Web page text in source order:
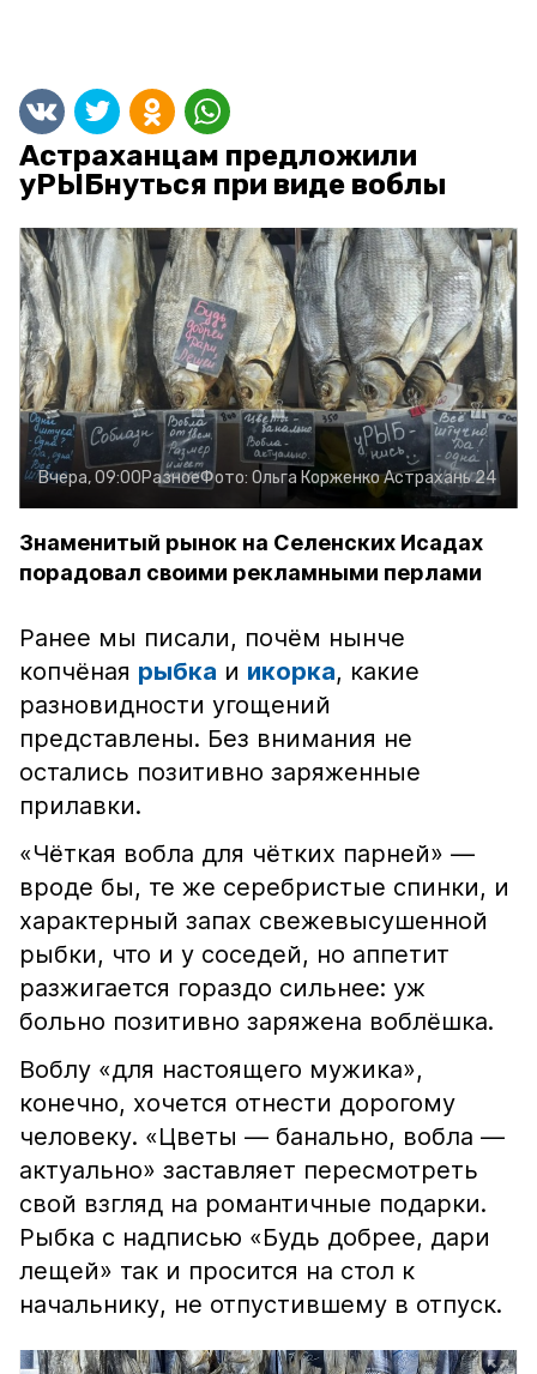
Астраханцам предложили
уРЫБнуться при виде воблы
Вчера, 09:00РазноеФото: Ольга КорженкоАстрахань 24
Знаменитый рынок на Селенских Исадах
порадовал своими рекламными перлами
Ранее мы писали, почём нынче
копчёная рыбка и икорка, какие
разновидности угощений
представлены. Без внимания не
остались позитивно заряженные
прилавки.
«Чёткая вобла для чётких парней» —
вроде бы, те же серебристые спинки, и
характерный запах свежевысушенной
рыбки, что и у соседей, но аппетит
разжигается гораздо сильнее: уж
больно позитивно заряжена воблёшка.
Воблу «для настоящего мужика»,
конечно, хочется отнести дорогому
человеку. «Цветы — банально, вобла —
актуально» заставляет пересмотреть
свой взгляд на романтичные подарки.
Рыбка с надписью «Будь добрее, дари
лещей» так и просится на стол к
начальнику, не отпустившему в отпуск.